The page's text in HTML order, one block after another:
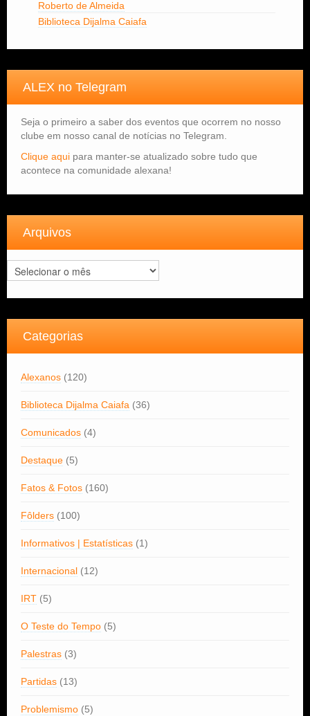
Roberto de Almeida
Biblioteca Dijalma Caiafa
ALEX no Telegram
Seja o primeiro a saber dos eventos que ocorrem no nosso
clube em nosso canal de notícias no Telegram.
Clique aqui para manter-se atualizado sobre tudo que
acontece na comunidade alexana!
Arquivos
Arquivos
Categorias
Alexanos (120)
Biblioteca Dijalma Caiafa (36)
Comunicados (4)
Destaque (5)
Fatos & Fotos (160)
Fôlders (100)
Informativos | Estatísticas (1)
Internacional (12)
IRT (5)
O Teste do Tempo (5)
Palestras (3)
Partidas (13)
Problemismo (5)